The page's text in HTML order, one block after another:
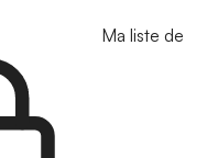
Ma liste de